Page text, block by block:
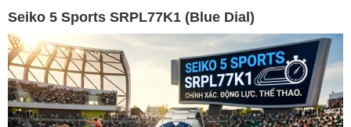
Seiko 5 Sports SRPL77K1 (Blue Dial)